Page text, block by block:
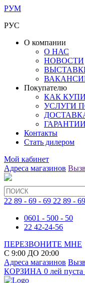
РУМ
РУС
О компании
О НАС
НОВОСТИ
Покупателю
КАК
УСЛУГИ
ГАРАНТИИ
Контакты
Стать дилером
Мой кабинет
Адреса магазинов
22 89 - 69 - 69 22 89 -
0601 - 500 - 50
22 42-24-56
ПЕРЕЗВОНИТЕ МНЕ
С 9:00 ДО 20:00
Адреса магазинов
КОРЗИНА 0 лей пуста